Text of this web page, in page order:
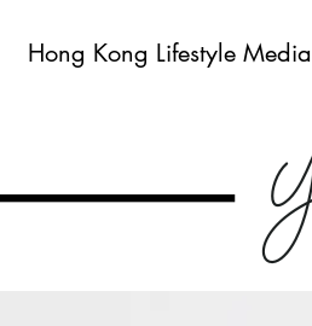
Hong Kong Lifestyle Media